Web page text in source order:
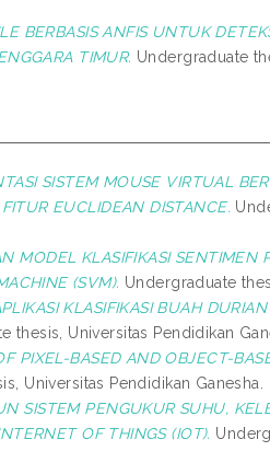
BERBASIS ANFIS UNTUK
TIMUR. Undergraduate
SISTEM MOUSE VIRTUAL
EUCLIDEAN DISTANCE.
MODEL KLASIFIKASI SENTIMEN
(SVM). Undergraduate
KLASIFIKASI BUAH
thesis, Universitas Pendidikan
PIXEL-BASED AND OBJECT-
Universitas Pendidikan Ganesha.
SISTEM PENGUKUR SUHU,
OF THINGS (IOT).